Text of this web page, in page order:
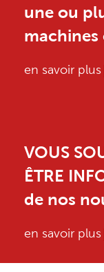
une ou
machines
en savoir plus
VOUS
ÊTRE
de nos
en savoir plus